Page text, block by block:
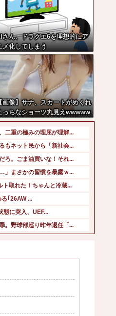
さん、ドラクエ6を理想的にア
メ化してしまう
画像】サナ、スカートがめくれ
っちなショーツ丸見えwwwww
二重の極みの理屈が理解...
もネット民から「新社会...
ろ。ごま油買いな！それ...
」まさかの習慣を暴露ｗ...
ト取れた！ちゃんと冷蔵...
｢26AW ...
態に突入、UEF...
。野球部巡り昨年退任「...
々勝ててない理由←こ...